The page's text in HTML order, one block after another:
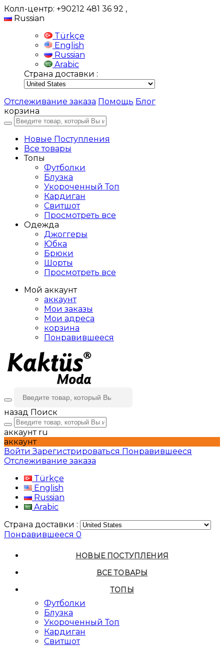
Колл-центр: +90212 481 36 92 ,
Russian
Türkçe
English
Russian
Arabic
Страна доставки :
Отслеживание заказа Помощь Блог
корзина
Новые Поступления
Все товары
Топы
Футболки
Блузка
Укороченный Топ
Кардиган
Свитшот
Просмотреть все
Одежда
Джоггеры
Юбка
Брюки
Шорты
Просмотреть все
Мой аккаунт
аккаунт
Мои заказы
Мои адреса
корзина
Понравившееся
назад Поиск
аккаунт ru
аккаунт
ВойтиЗарегистрироваться Понравившееся
Отслеживание заказа
Türkçe
English
Russian
Arabic
Страна доставки :
Понравившееся 0
НОВЫЕ ПОСТУПЛЕНИЯ
ВСЕ ТОВАРЫ
ТОПЫ
Футболки
Блузка
Укороченный Топ
Кардиган
Свитшот